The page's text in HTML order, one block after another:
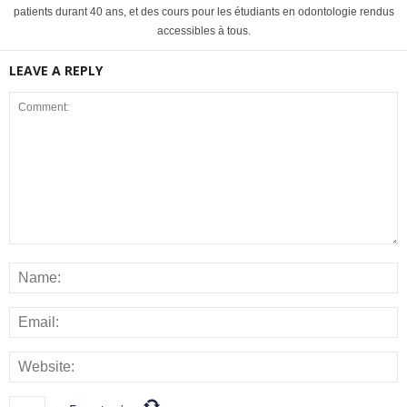
patients durant 40 ans, et des cours pour les étudiants en odontologie rendus
accessibles à tous.
LEAVE A REPLY